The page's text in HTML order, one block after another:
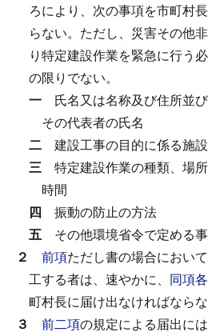
ろにより、次の事項を市町村
らない。 ただし、災害その他
り特定建設作業を緊急に行う
の限りでない。
一 氏名又は名称及び住所並
その代表者の氏名
二 建設工事の目的に係る施
三 特定建設作業の種類、場
時間
四 振動の防止の方法
五 その他環境省令で定める
２ 前項ただし書の場合におい
工する者は、速やかに、 同項
町村長に届け出なければならな
３ 前二項の規定による届出に